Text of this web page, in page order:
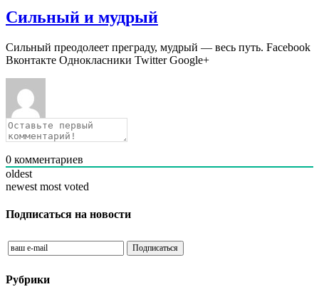
Сильный и мудрый
Сильный преодолеет преграду, мудрый — весь путь. Facebook
Вконтакте Однокласники Twitter Google+
0 комментариев
oldest
newest most voted
Подписаться на новости
Рубрики